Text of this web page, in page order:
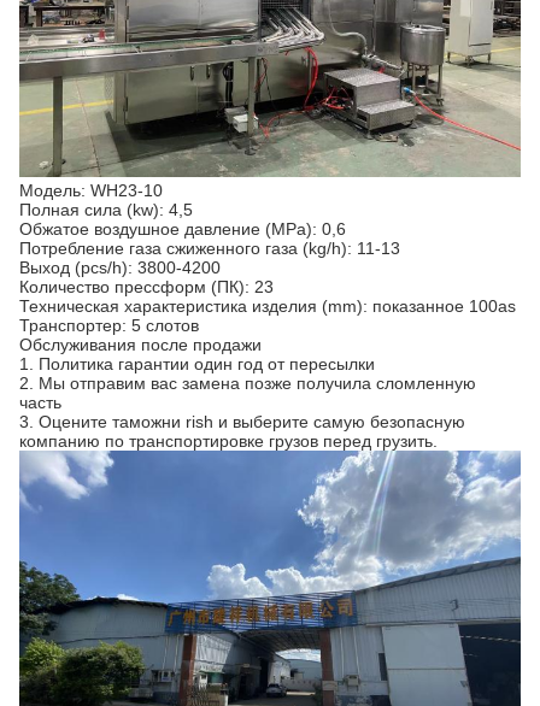
Модель: WH23-10
Полная сила (kw): 4,5
Обжатое воздушное давление (MPa): 0,6
Потребление газа сжиженного газа (kg/h): 11-13
Выход (pcs/h): 3800-4200
Количество прессформ (ПК): 23
Техническая характеристика изделия (mm): показанное 100as
Транспортер: 5 слотов
Обслуживания после продажи
1. Политика гарантии один год от пересылки
2. Мы отправим вас замена позже получила сломленную
часть
3. Оцените таможни rish и выберите самую безопасную
компанию по транспортировке грузов перед грузить.